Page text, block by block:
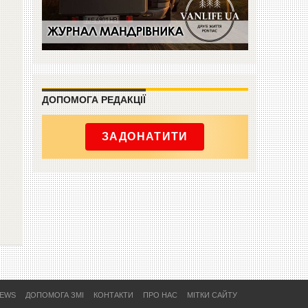
ДОПОМОГА РЕДАКЦІЇ
ЗАДОНАТИТИ
ДОПОМОГА ЗМІ КОНТАКТИ ПРО НАС МІТКИ САЙТУ